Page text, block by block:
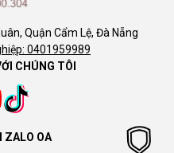
Quận Cẩm Lệ, Đà Nẵng
0401959989
CHÚNG TÔI
ZALO OA